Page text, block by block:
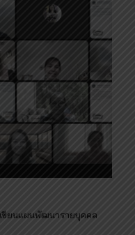
ขียนแผนพัฒนารายบุคคล